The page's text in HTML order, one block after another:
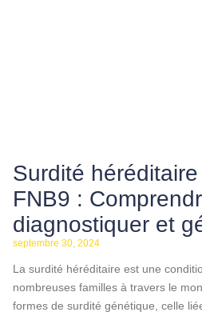
Surdité
FNB9 :
diagnostiquer et
septembre 30, 2024
La surdité héréditaire est une
nombreuses familles à travers le
formes de surdité génétique, celle